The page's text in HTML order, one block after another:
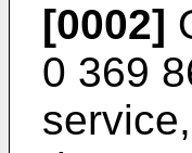
[0002]
0 369